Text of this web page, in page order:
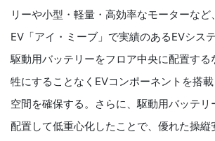
リーや小型・軽量・高効率なモーターなど
EV「アイ・ミーブ」で実績のあるEVシス
駆動用バッテリーをフロア中央に配置する
牲にすることなくEVコンポーネントを搭
空間を確保する。さらに、駆動用バッテリ
配置して低重心化したことで、優れた操縦